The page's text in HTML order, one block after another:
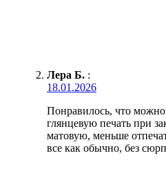
Лера Б. :
18.01.2026
Понравилось, что
глянцевую печать при
матовую, меньше
все как обычно, без